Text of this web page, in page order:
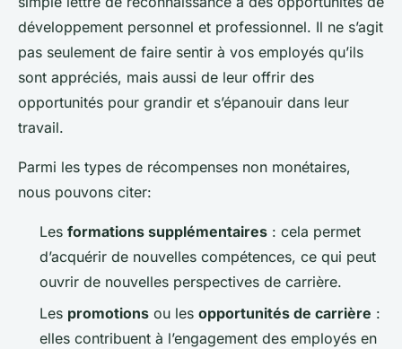
développement personnel et professionnel. Il ne s’agit
pas seulement de faire sentir à vos employés qu’ils
sont appréciés, mais aussi de leur offrir des
opportunités pour grandir et s’épanouir dans leur
travail.
Parmi les types de récompenses non monétaires,
nous pouvons citer:
Les formations supplémentaires : cela permet
d’acquérir de nouvelles compétences, ce qui peut
ouvrir de nouvelles perspectives de carrière.
Les promotions ou les opportunités de carrière :
elles contribuent à l’engagement des employés en